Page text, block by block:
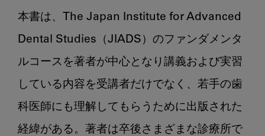
本書は、The Japan Institute for Advanced
Dental Studies（JIADS）のファンダメンタ
ルコースを著者が中心となり講義および実習
している内容を受講者だけでなく、若手の歯
科医師にも理解してもらうために出版された
経緯がある。著者は卒後さまざまな診療所で